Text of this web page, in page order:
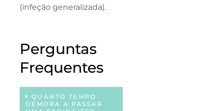
(infeção generalizada).
Perguntas
Frequentes
QUANTO TEMPO
DEMORA A PASSAR